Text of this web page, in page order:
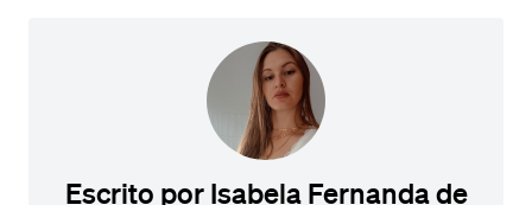
Escrito por Isabela Fernanda de